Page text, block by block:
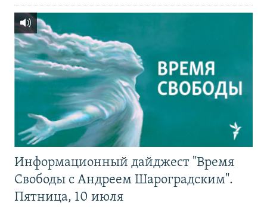
Информационный дайджест "Время
Свободы с Андреем Шароградским".
Пятница, 10 июля